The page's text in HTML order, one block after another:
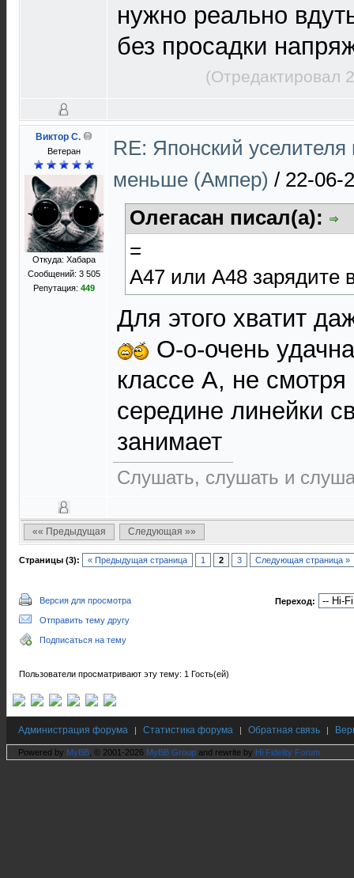
нужно реально
без просадки
(Отредактировал
Виктор С.
Ветеран
Откуда: Хабара
Сообщений: 3 505
Репутация: 449
RE: Японский
меньше (Ампер) / 22-06-
Олегасан писал(а):
=
A47 или А48 зарядите
Для этого хватит
О-о-очень
классе А, не
середине линейки
занимает
Слушать, слушать и
«« Предыдущая Следующая »»
Страницы (3): « Предыдущая страница 1 2 3 Следующая страница »
Версия для просмотра
Отправить тему другу
Подписаться на тему
Переход:
Пользователи просматривают эту тему: 1 Гость(ей)
Администрация форума | Статистика форума | Обратная связь |
Powered by MyBB , © 2001-2026 MyBB Group and rewrite by Hi Fidelity Forum